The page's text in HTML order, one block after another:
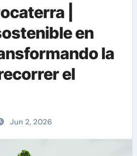
|
en
la
el
Jun 2, 2026